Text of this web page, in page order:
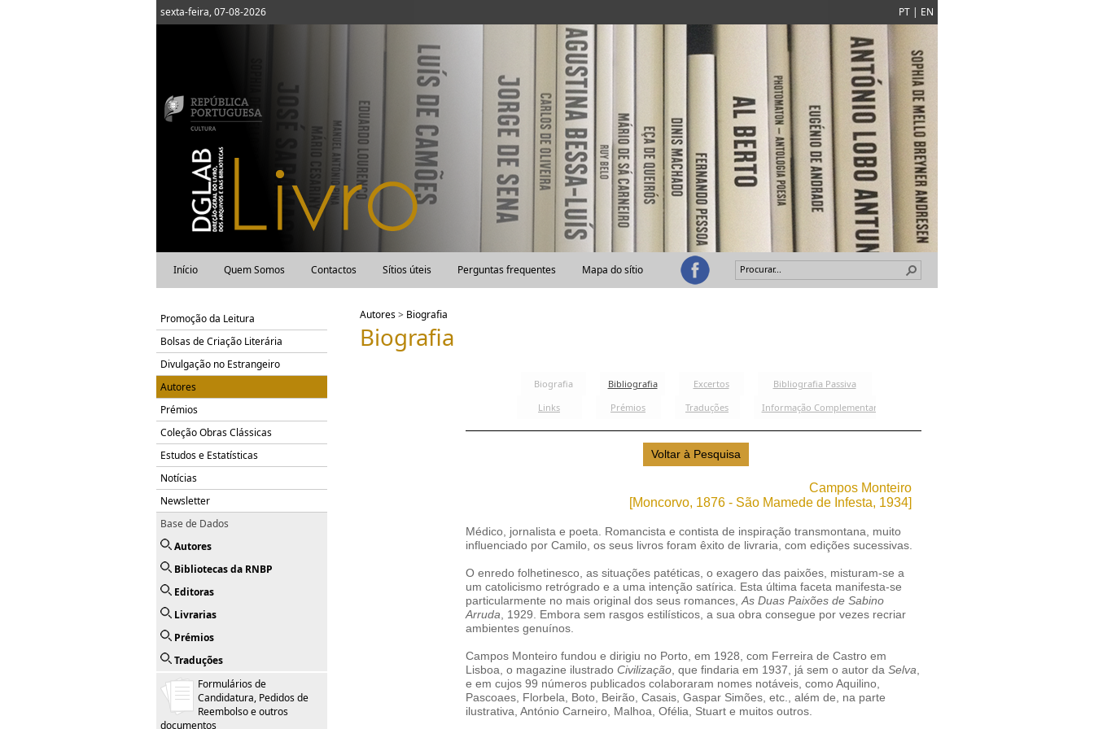
sexta-feira, 07-08-2026 PT | EN
Início Quem Somos Contactos Sítios úteis Perguntas frequentes Mapa do sítio
Promoção da Leitura
Bolsas de Criação Literária
Divulgação no Estrangeiro
Autores
Prémios
Coleção Obras Clássicas
Estudos e Estatísticas
Notícias
Newsletter
Base de Dados
Autores
Bibliotecas da RNBP
Editoras
Livrarias
Prémios
Traduções
Formulários de
Candidatura, Pedidos de
Reembolso e outros
documentos
Autores> Biografia
Biografia
Campos Monteiro
[Moncorvo, 1876 - São Mamede de Infesta, 1934]
Médico, jornalista e poeta. Romancista e contista de inspiração transmontana, muito
influenciado por Camilo, os seus livros foram êxito de livraria, com edições sucessivas.
O enredo folhetinesco, as situações patéticas, o exagero das paixões, misturam-se a
um catolicismo retrógrado e a uma intenção satírica. Esta última faceta manifesta-se
particularmente no mais original dos seus romances,As Duas Paixões de Sabino
Arruda, 1929. Embora sem rasgos estilísticos, a sua obra consegue por vezes recriar
ambientes genuínos.
Campos Monteiro fundou e dirigiu no Porto, em 1928, com Ferreira de Castro em
Lisboa, o magazine ilustrado Civilização, que findaria em 1937, já sem o autor da Selva,
e em cujos 99 números publicados colaboraram nomes notáveis, como Aquilino,
Pascoaes, Florbela, Boto, Beirão, Casais, Gaspar Simões, etc., além de, na parte
ilustrativa, António Carneiro, Malhoa, Ofélia, Stuart e muitos outros.